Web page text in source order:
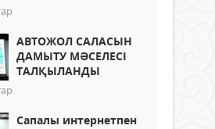
АВТОЖОЛ САЛАСЫН
ДАМЫТУ МӘСЕЛЕСІ
ТАЛҚЫЛАНДЫ
Сапалы интернетпен